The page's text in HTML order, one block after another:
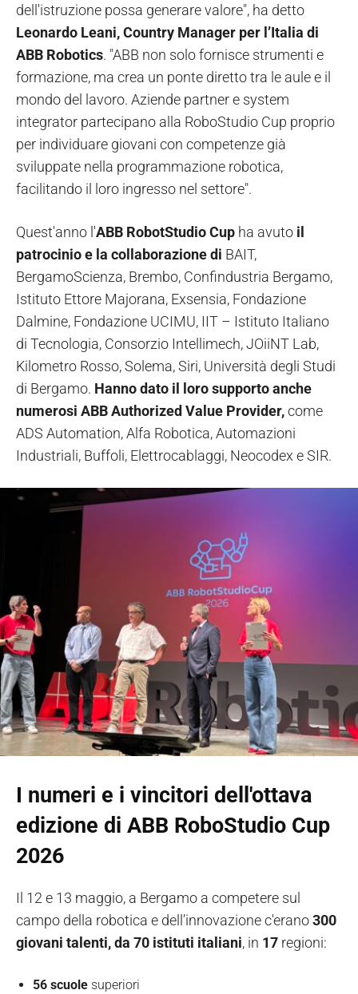
dell'istruzione possa generare valore", ha detto
Leonardo Leani, Country Manager per l’Italia di
ABB Robotics. "ABB non solo fornisce strumenti e
formazione, ma crea un ponte diretto tra le aule e il
mondo del lavoro. Aziende partner e system
integrator partecipano alla RoboStudio Cup proprio
per individuare giovani con competenze già
sviluppate nella programmazione robotica,
facilitando il loro ingresso nel settore".
Quest'anno l'ABB RobotStudio Cup ha avuto il
patrocinio e la collaborazione di BAIT,
BergamoScienza, Brembo, Confindustria Bergamo,
Istituto Ettore Majorana, Exsensia, Fondazione
Dalmine, Fondazione UCIMU, IIT – Istituto Italiano
di Tecnologia, Consorzio Intellimech, JOiiNT Lab,
Kilometro Rosso, Solema, Siri, Università degli Studi
di Bergamo. Hanno dato il loro supporto anche
numerosi ABB Authorized Value Provider,come
ADS Automation, Alfa Robotica, Automazioni
Industriali, Buffoli, Elettrocablaggi, Neocodex e SIR.
I numeri e i vincitori dell'ottava
edizione di ABB RoboStudio Cup
2026
Il 12 e 13 maggio, a Bergamo a competere sul
campo della robotica e dell’innovazione c'erano300
giovani talenti, da 70 istituti italiani, in 17 regioni:
56 scuole superiori